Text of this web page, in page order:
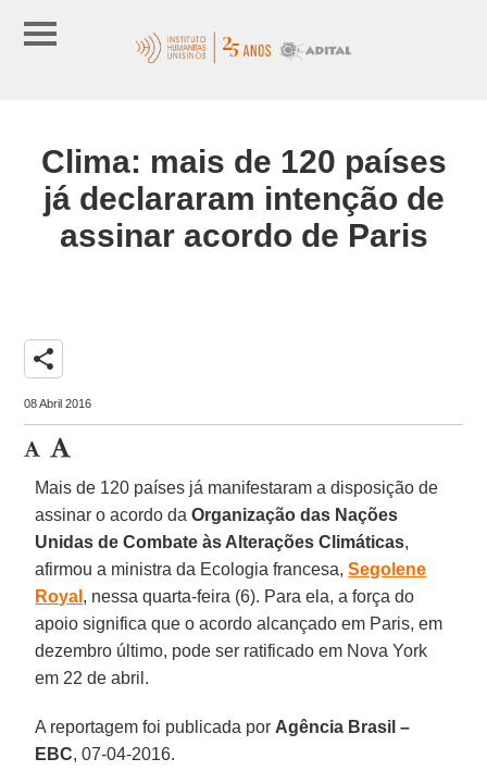
Clima: mais de 120 países
já declararam intenção de
assinar acordo de Paris
share
08 Abril 2016
Mais de 120 países já manifestaram a disposição de
assinar o acordo daOrganização das Nações
Unidas de Combate às Alterações Climáticas,
afirmou a ministra da Ecologia francesa,Segolene
Royal , nessa quarta-feira (6). Para ela, a força do
apoio significa que o acordo alcançado em Paris, em
dezembro último, pode ser ratificado em Nova York
em 22 de abril.
A reportagem foi publicada por Agência Brasil –
EBC, 07-04-2016.